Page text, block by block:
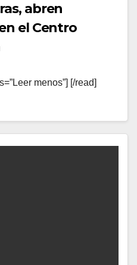
abren
el Centro
menos”] [/read]